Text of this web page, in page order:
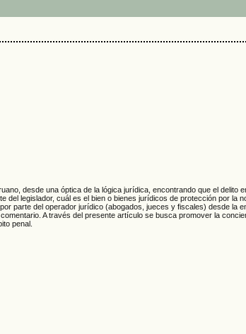
desde una óptica de la lógica jurídica, encontrando que el
legislador, cuál es el bien o bienes jurídicos de protección por la
parte del operador jurídico (abogados, jueces y fiscales) desde la
A través del presente artículo se busca promover la
penal.